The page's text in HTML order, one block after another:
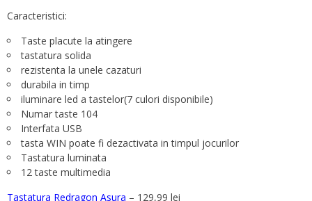
Caracteristici:
Taste placute la atingere
tastatura solida
rezistenta la unele cazaturi
durabila in timp
iluminare led a tastelor(7 culori disponibile)
Numar taste 104
Interfata USB
tasta WIN poate fi dezactivata in timpul jocurilor
Tastatura luminata
12 taste multimedia
Tastatura Redragon Asura – 129,99 lei